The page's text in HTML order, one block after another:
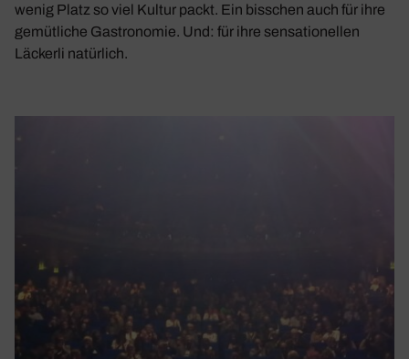
wenig Platz so viel Kultur packt. Ein bisschen auch für ihre
gemütliche Gastronomie. Und: für ihre sensationellen
Läckerli natürlich.